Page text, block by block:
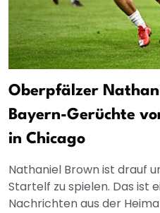
Oberpfälzer
Bayern-Gerüchte
in Chicago
Nathaniel Brown ist drauf
Startelf zu spielen. Das ist
Nachrichten aus der